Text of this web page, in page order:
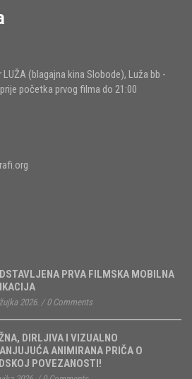
(blagajna kina Slobode), Luža bb -
početka prvog filma do 21:00
PRVA FILMSKA MOBILNA
2026. / 0 Comments
DIRLJIVA I VIZUALNO
ANIMIRANA PRIČA O
POVEZANOSTI!